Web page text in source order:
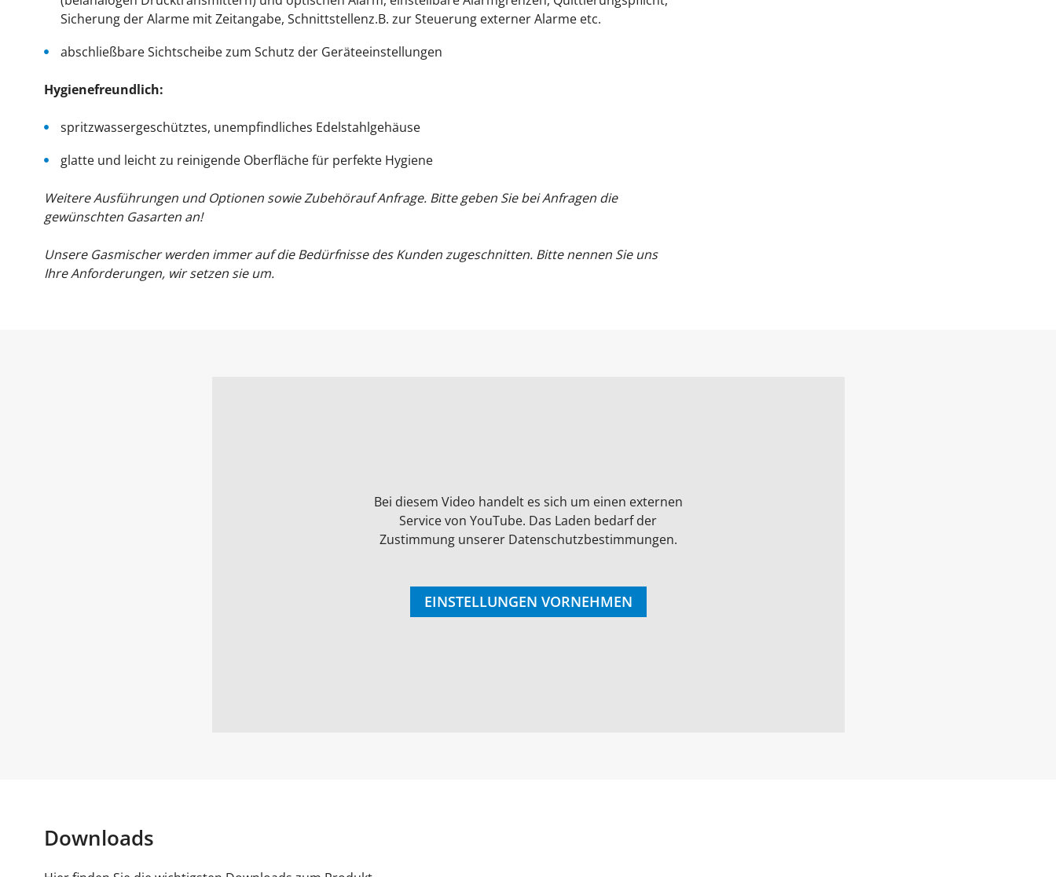
Sicherung der Alarme mit Zeitangabe, Schnittstellenz.B. zur Steuerung externer Alarme etc.
abschließbare Sichtscheibe zum Schutz der Geräteeinstellungen
Hygienefreundlich:
spritzwassergeschütztes, unempfindliches Edelstahlgehäuse
glatte und leicht zu reinigende Oberfläche für perfekte Hygiene
Weitere Ausführungen und Optionen sowie Zubehörauf Anfrage. Bitte geben Sie bei Anfragen die
gewünschten Gasarten an!
Unsere Gasmischer werden immer auf die Bedürfnisse des Kunden zugeschnitten. Bitte nennen Sie uns
Ihre Anforderungen, wir setzen sie um.
Bei diesem Video handelt es sich um einen externen
Service von YouTube. Das Laden bedarf der
Zustimmung unserer Datenschutzbestimmungen.
EINSTELLUNGEN VORNEHMEN
Downloads